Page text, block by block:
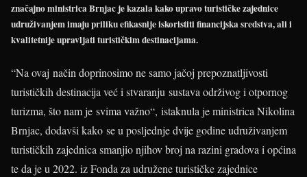
značajno ministrica Brnjac je kazala kako upravo turističke zajednice
udruživanjem imaju priliku efikasnije iskoristiti financijska sredstva, ali i
kvalitetnije upravljati turističkim destinacijama.
“Na ovaj način doprinosimo ne samo jačoj prepoznatljivosti
turističkih destinacija već i stvaranju sustava održivog i otpornog
turizma, što nam je svima važno“, istaknula je ministrica Nikolina
Brnjac, dodavši kako se u posljednje dvije godine udruživanjem
turističkih zajednica smanjio njihov broj na razini gradova i općina
te da je u 2022. iz Fonda za udružene turističke zajednice